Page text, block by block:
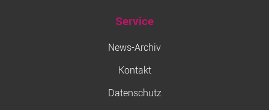
Service
News-Archiv
Kontakt
Datenschutz